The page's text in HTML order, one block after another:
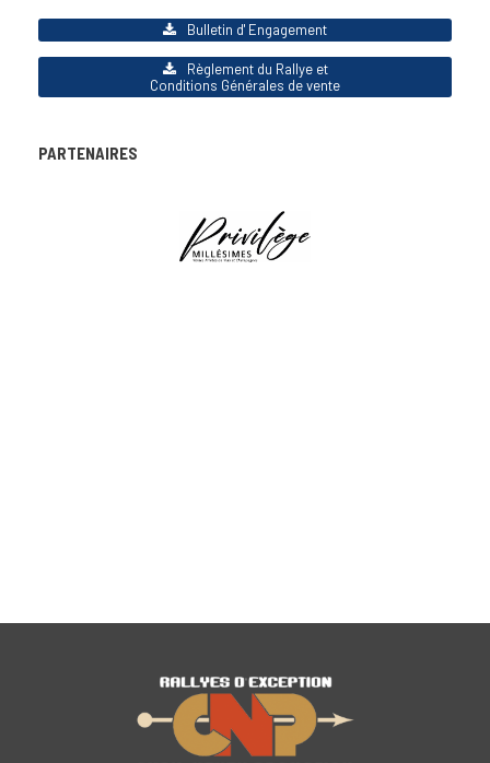
Bulletin d' Engagement
Règlement du Rallye et
Conditions Générales de vente
PARTENAIRES